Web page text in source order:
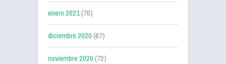
enero 2021(70)
diciembre 2020(67)
noviembre 2020(72)